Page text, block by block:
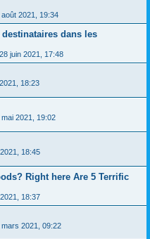
août 2021, 19:34
dans les
28 juin 2021, 17:48
18:23
mai 2021, 19:02
18:45
Right here Are 5 Terrific
18:37
mars 2021, 09:22